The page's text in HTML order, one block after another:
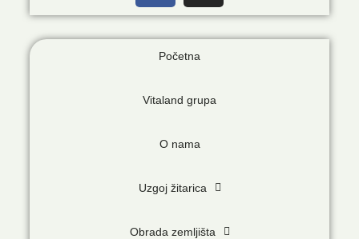
Početna
Vitaland grupa
O nama
Uzgoj žitarica
Obrada zemljišta